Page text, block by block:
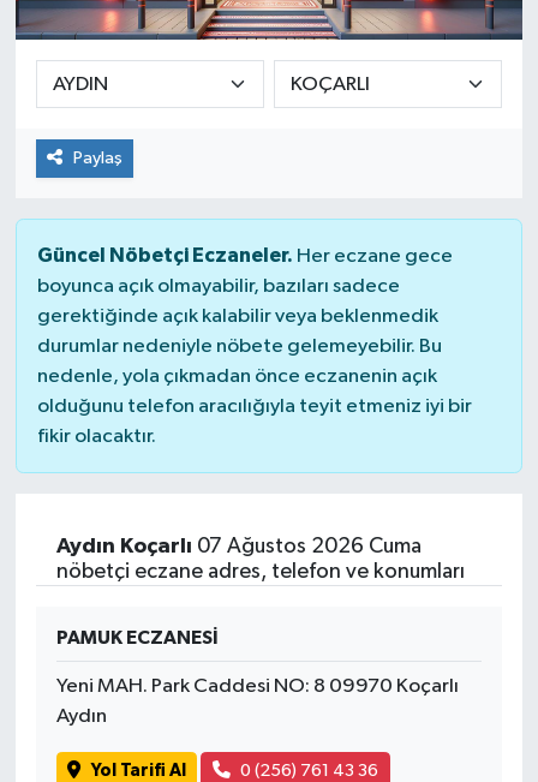
Paylaş
Güncel Nöbetçi Eczaneler. Her eczane gece
boyunca açık olmayabilir, bazıları sadece
gerektiğinde açık kalabilir veya beklenmedik
durumlar nedeniyle nöbete gelemeyebilir. Bu
nedenle, yola çıkmadan önce eczanenin açık
olduğunu telefon aracılığıyla teyit etmeniz iyi bir
fikir olacaktır.
Aydın Koçarlı 07 Ağustos 2026 Cuma
nöbetçi eczane adres, telefon ve konumları
PAMUK ECZANESİ
Yeni MAH. Park Caddesi NO: 8 09970 Koçarlı
Aydın
Yol Tarifi Al 0 (256) 761 43 36